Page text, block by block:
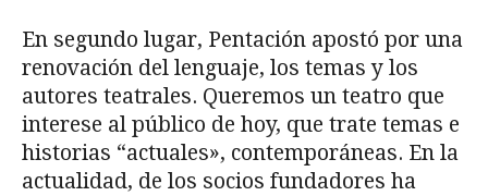
En segundo lugar, Pentación apostó por una
renovación del lenguaje, los temas y los
autores teatrales. Queremos un teatro que
interese al público de hoy, que trate temas e
historias “actuales», contemporáneas. En la
actualidad, de los socios fundadores ha